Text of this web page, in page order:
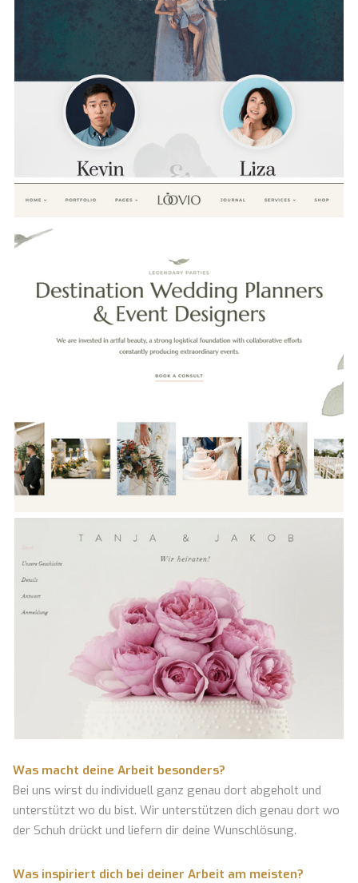
Was macht deine Arbeit besonders?
Bei uns wirst du individuell ganz genau dort abgeholt und
unterstützt wo du bist. Wir unterstützen dich genau dort wo
der Schuh drückt und liefern dir deine Wunschlösung.
Was inspiriert dich bei deiner Arbeit am meisten?